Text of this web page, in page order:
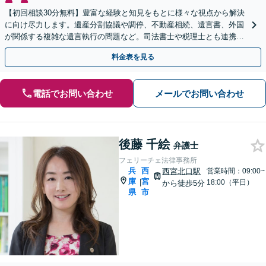
【初回相談30分無料】豊富な経験と知見をもとに様々な視点から解決
に向け尽力します。遺産分割協議や調停、不動産相続、遺言書、外国
が関係する複雑な遺言執行の問題など。司法書士や税理士とも連携
し、円滑な解決を【西宮北口駅3分】【オンライン面談可】
料金表を見る
電話でお問い合わせ メールでお問い合わせ
後藤 千絵 弁護士
フェリーチェ法律事務所
兵
庫
県
|
西
宮
市
西宮北口駅
から徒歩5分
営業時間：09:00~
18:00（平日）